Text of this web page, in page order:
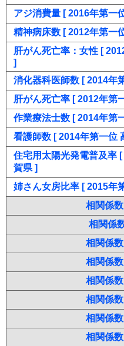
アジ消費量 [ 2016年第一
精神病床数 [ 2012年第一
肝がん死亡率：女性 [
]
消化器科医師数 [ 2014年
肝がん死亡率 [ 2012年第
作業療法士数 [ 2014年第
看護師数 [ 2014年第一位
住宅用太陽光発電普及率
賀県 ]
姉さん女房比率 [ 2015年
相関係
相関係
相関係
相関係
相関係
相関係
相関係
相関係